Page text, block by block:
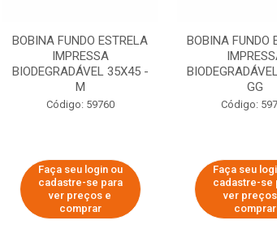
BOBINA FUNDO ESTRELA
IMPRESSA
BIODEGRADÁVEL 35X45 -
M
Código: 59760
Faça seu login ou
cadastre-se para
ver preços e
comprar
BOBINA FUNDO
GG
Código:
Faça seu
cadastre-se
ver
comprar